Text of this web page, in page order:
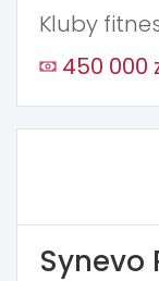
Kluby
450 000
Synevo